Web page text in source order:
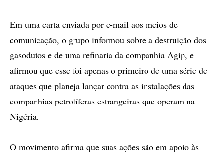
Em uma carta enviada por e-mail aos meios de
comunicação, o grupo informou sobre a destruição dos
gasodutos e de uma refinaria da companhia Agip, e
afirmou que esse foi apenas o primeiro de uma série de
ataques que planeja lançar contra as instalações das
companhias petrolíferas estrangeiras que operam na
Nigéria.
O movimento afirma que suas ações são em apoio às